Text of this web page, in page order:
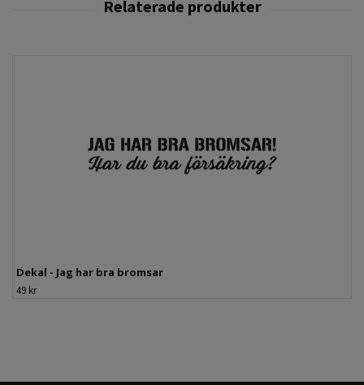
Dekal - Jag har bra bromsar
49 kr